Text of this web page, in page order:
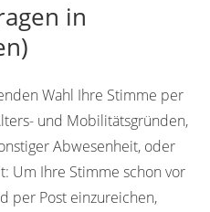
in
Wahl Ihre Stimme per
und Mobilitätsgründen,
Abwesenheit, oder
Um Ihre Stimme schon vor
per Post einzureichen,